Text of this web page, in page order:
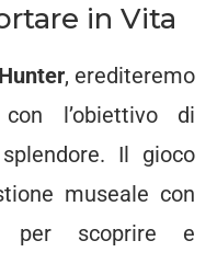
in Vita
, erediteremo
l’obiettivo di
Il gioco
museale con
per scoprire e